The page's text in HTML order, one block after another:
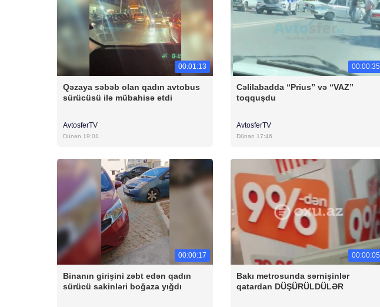
00:01:13
Qəzaya səbəb olan qadın avtobus
sürücüsü ilə mübahisə etdi
AvtosferTV
Dünən 19:01
00:00:35
Cəlilabadda “Prius” və “VAZ”
toqquşdu
AvtosferTV
Dünən 17:46
00:00:17
Binanın girişini zəbt edən qadın
sürücü sakinləri boğaza yığdı
00:00:05
Bakı metrosunda sərnişinlər
qatardan DÜŞÜRÜLDÜLƏR